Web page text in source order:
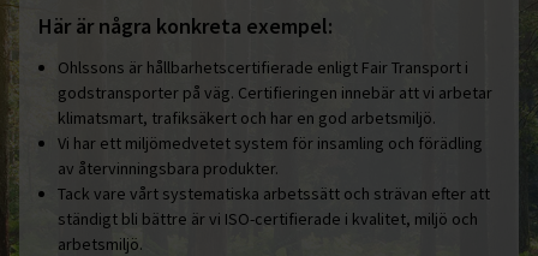
Här är några konkreta exempel:
Ohlssons är hållbarhetscertifierade enligt Fair Transport i
godstransporter på väg. Certifieringen innebär att vi arbetar
klimatsmart, trafiksäkert och har en god arbetsmiljö.
Vi har ett miljömedvetet system för insamling och förädling
av återvinningsbara produkter.
Tack vare vårt systematiska arbetssätt och strävan efter att
ständigt bli bättre är vi ISO-certifierade i kvalitet, miljö och
arbetsmiljö.